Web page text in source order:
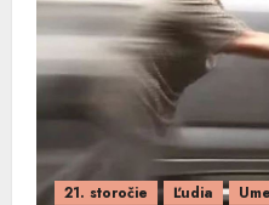
21. storočie Ľudia